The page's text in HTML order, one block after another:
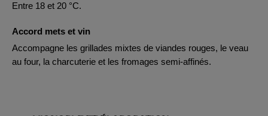
Entre 18 et 20 °C.
Accord mets et vin
Accompagne les grillades mixtes de viandes rouges, le veau
au four, la charcuterie et les fromages semi-affinés.